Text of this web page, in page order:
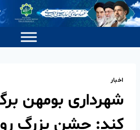
اخبار
شهرداری بومهن
کند: جشن بزرگ